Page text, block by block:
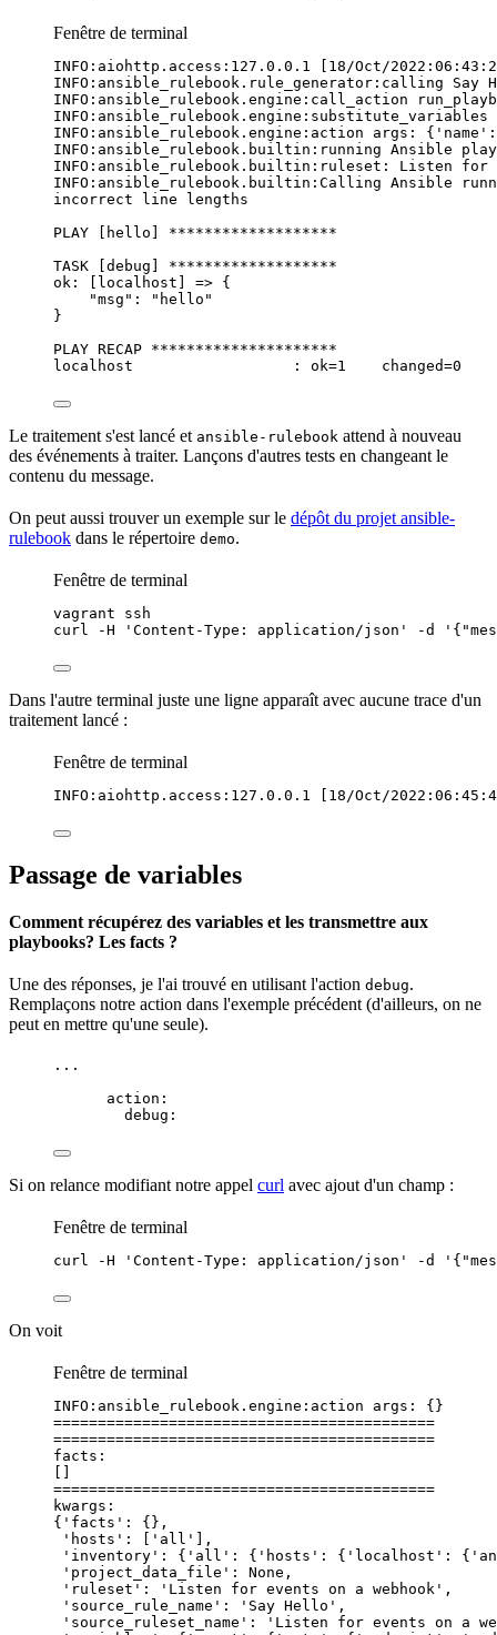
Fenêtre de terminal
INFO:aiohttp.access:127.0.0.1 [18/Oct/
INFO:ansible_rulebook.rule_generator:calling
Say
INFO:ansible_rulebook.engine:call_action
INFO:ansible_rulebook.engine:substitute_variables
INFO:ansible_rulebook.engine:action
args: { ' name ' :
INFO:ansible_rulebook.builtin:running Ansible
INFO:ansible_rulebook.builtin:ruleset:
Listen
for
INFO:ansible_rulebook.builtin:Calling Ansible
incorrect
line
lengths
PLAY [hello] *******************
TASK [debug] *******************
ok:
[localhost] => {
"msg" : " hello "
}
PLAY RECAP *********************
localhost
: ok=1 changed=0
Le traitement s'est lancé et ansible-rulebook attend à nouveau
des événements à traiter. Lançons d'autres tests en changeant le
contenu du message.
On peut aussi trouver un exemple sur le dépôt du projet ansible-
rulebook dans le répertoire demo.
Fenêtre de terminal
vagrant
ssh
curl
-H ' Content-Type: application/json ' -d '
Dans l'autre terminal juste une ligne apparaît avec aucune trace d'un
traitement lancé :
Fenêtre de terminal
INFO:aiohttp.access:127.0.0.1 [18/Oct/
Passage de variables
Comment récupérez des variables et les transmettre aux
playbooks? Les facts ?
Une des réponses, je l'ai trouvé en utilisant l'action debug.
Remplaçons notre action dans l'exemple précédent (d'ailleurs, on ne
peut en mettre qu'une seule).
...
action :
debug :
Si on relance modifiant notre appel curl avec ajout d'un champ :
Fenêtre de terminal
curl -H ' Content-Type: application/json ' -d '
On voit
Fenêtre de terminal
INFO:ansible_rulebook.engine:action args:
{}
===========================================
===========================================
facts:
===========================================
kwargs:
{ 'facts' :
{},
'hosts' : ' all '
],
'inventory' : { ' all ' : { ' hosts ' : { ' localhost ' : { '
'project_data_file' :
None,
'ruleset' : ' Listen for events on a webhook ' ,
'source_rule_name' : ' Say Hello ' ,
'source_ruleset_name' : ' Listen for events on a